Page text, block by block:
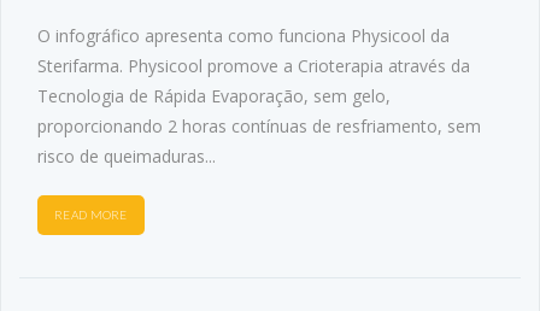
O infográfico apresenta como funciona Physicool da
Sterifarma. Physicool promove a Crioterapia através da
Tecnologia de Rápida Evaporação, sem gelo,
proporcionando 2 horas contínuas de resfriamento, sem
risco de queimaduras...
READ MORE